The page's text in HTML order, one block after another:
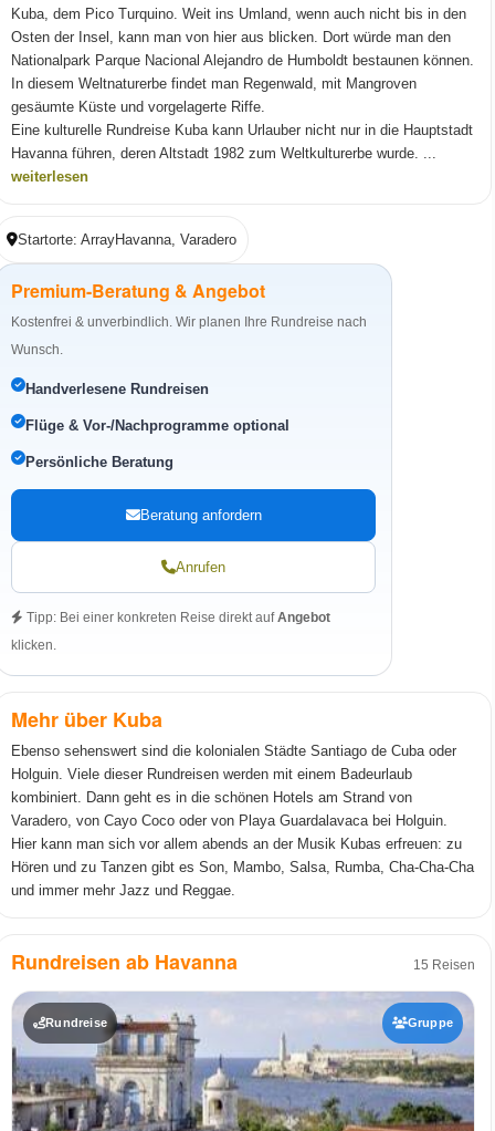
Kuba, dem Pico Turquino. Weit ins Umland, wenn auch nicht bis in den
Osten der Insel, kann man von hier aus blicken. Dort würde man den
Nationalpark Parque Nacional Alejandro de Humboldt bestaunen können.
In diesem Weltnaturerbe findet man Regenwald, mit Mangroven
gesäumte Küste und vorgelagerte Riffe.
Eine kulturelle Rundreise Kuba kann Urlauber nicht nur in die Hauptstadt
Havanna führen, deren Altstadt 1982 zum Weltkulturerbe wurde. ...
weiterlesen
Startorte: ArrayHavanna, Varadero
Premium-Beratung & Angebot
Kostenfrei & unverbindlich. Wir planen Ihre Rundreise nach
Wunsch.
Handverlesene Rundreisen
Flüge & Vor-/Nachprogramme optional
Persönliche Beratung
Beratung anfordern
Anrufen
Tipp: Bei einer konkreten Reise direkt aufAngebot
klicken.
Mehr über Kuba
Ebenso sehenswert sind die kolonialen Städte Santiago de Cuba oder
Holguin. Viele dieser Rundreisen werden mit einem Badeurlaub
kombiniert. Dann geht es in die schönen Hotels am Strand von
Varadero, von Cayo Coco oder von Playa Guardalavaca bei Holguin.
Hier kann man sich vor allem abends an der Musik Kubas erfreuen: zu
Hören und zu Tanzen gibt es Son, Mambo, Salsa, Rumba, Cha-Cha-Cha
und immer mehr Jazz und Reggae.
Rundreisen ab Havanna 15 Reisen
Rundreise Gruppe